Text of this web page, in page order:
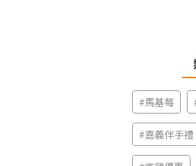
#馬基莓
#嘉義伴手禮